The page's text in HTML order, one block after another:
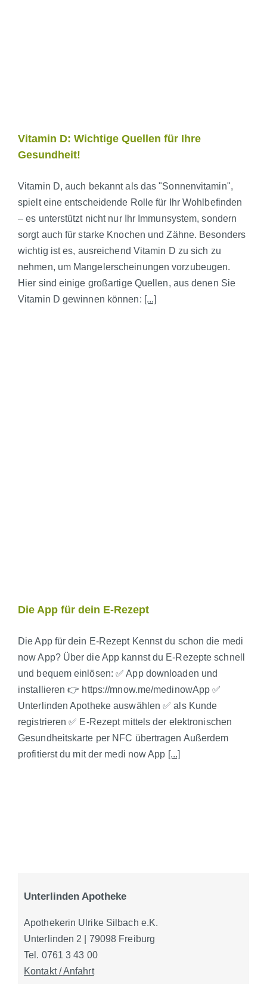
Vitamin D: Wichtige Quellen für Ihre
Gesundheit!
Vitamin D, auch bekannt als das "Sonnenvitamin",
spielt eine entscheidende Rolle für Ihr Wohlbefinden
– es unterstützt nicht nur Ihr Immunsystem, sondern
sorgt auch für starke Knochen und Zähne. Besonders
wichtig ist es, ausreichend Vitamin D zu sich zu
nehmen, um Mangelerscheinungen vorzubeugen.
Hier sind einige großartige Quellen, aus denen Sie
Vitamin D gewinnen können: [...]
Die App für dein E-Rezept
Die App für dein E-Rezept Kennst du schon die medi
now App? Über die App kannst du E-Rezepte schnell
und bequem einlösen: ✅ App downloaden und
installieren 👉 https://mnow.me/medinowApp ✅
Unterlinden Apotheke auswählen ✅ als Kunde
registrieren ✅ E-Rezept mittels der elektronischen
Gesundheitskarte per NFC übertragen Außerdem
profitierst du mit der medi now App [...]
Unterlinden Apotheke
Apothekerin Ulrike Silbach e.K.
Unterlinden 2 | 79098 Freiburg
Tel. 0761 3 43 00
Kontakt / Anfahrt